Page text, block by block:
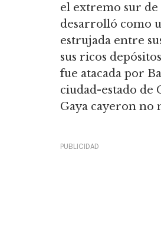
el extremo sur de
desarrolló como
estrujada entre
sus ricos
fue atacada por
ciudad-estado de
Gaya cayeron no
PUBLICIDAD